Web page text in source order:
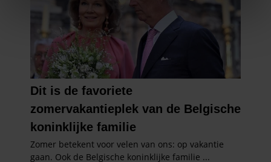
We gebruiken cookies om content en advertenties te
personaliseren, om functies voor social media te bieden
en om ons websiteverkeer te analyseren. Ook delen we
informatie over uw gebruik van onze site met onze
partners voor social media, adverteren en analyse. Deze
partners kunnen deze gegevens combineren met andere
informatie die u aan ze heeft verstrekt of die ze hebben
verzameld op basis van uw gebruik van hun services. U
gaat akkoord met onze cookies als u onze website blijft
gebruiken.